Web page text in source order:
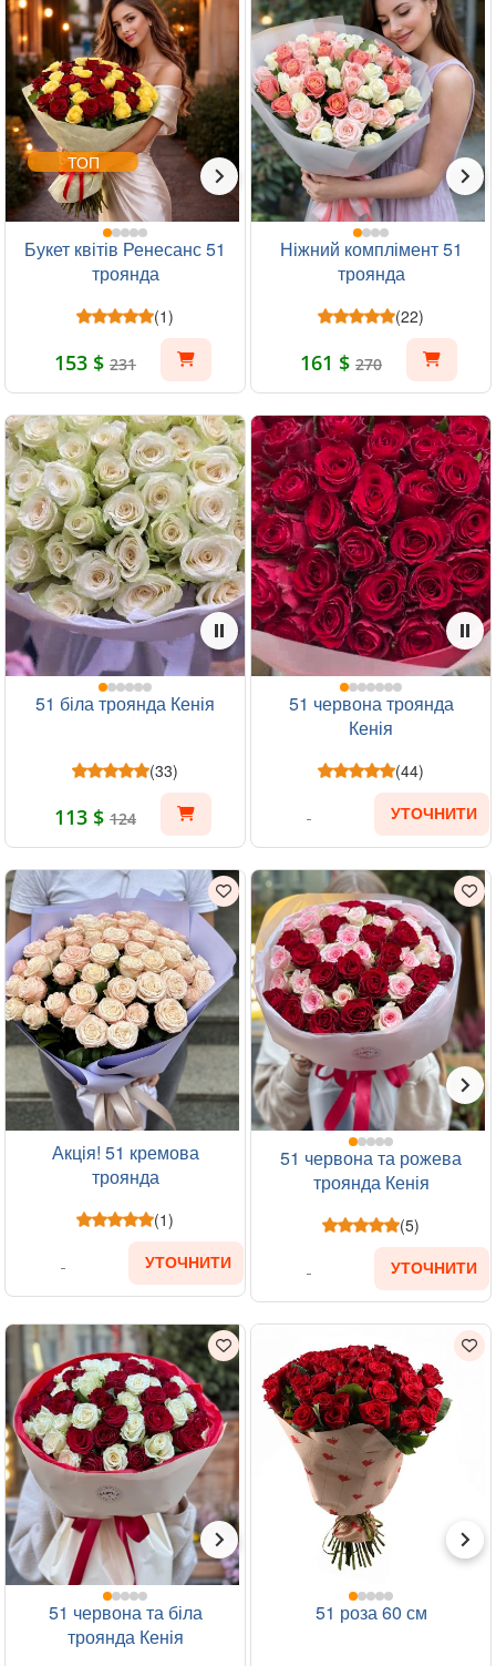
ТОП
Букет квітів Ренесанс 51
троянда
(1)
153 $ 231
Ніжний комплімент 51
троянда
(22)
161 $ 270
51 біла троянда Кенія
(33)
113 $ 124
51 червона троянда
Кенія
(44)
УТОЧНИТИ
Акція! 51 кремова
троянда
(1)
УТОЧНИТИ
51 червона та рожева
троянда Кенія
(5)
УТОЧНИТИ
51 червона та біла
троянда Кенія
51 роза 60 см